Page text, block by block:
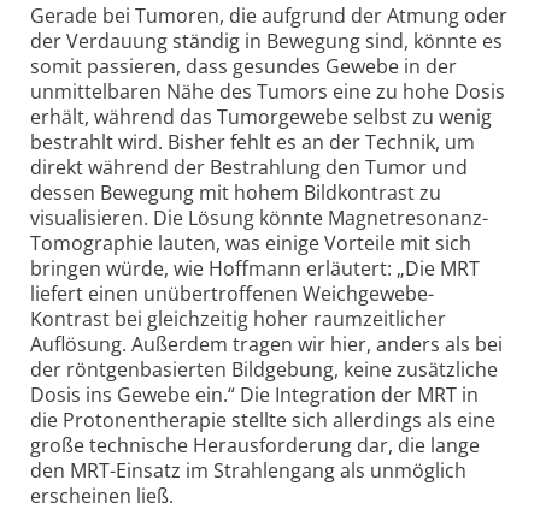
Gerade bei Tumoren, die aufgrund der Atmung oder
der Verdauung ständig in Bewegung sind, könnte es
somit passieren, dass gesundes Gewebe in der
unmittelbaren Nähe des Tumors eine zu hohe Dosis
erhält, während das Tumorgewebe selbst zu wenig
bestrahlt wird. Bisher fehlt es an der Technik, um
direkt während der Bestrahlung den Tumor und
dessen Bewegung mit hohem Bildkontrast zu
visualisieren. Die Lösung könnte Magnetresonanz-
Tomographie lauten, was einige Vorteile mit sich
bringen würde, wie Hoffmann erläutert: „Die MRT
liefert einen unübertroffenen Weichgewebe-
Kontrast bei gleichzeitig hoher raumzeitlicher
Auflösung. Außerdem tragen wir hier, anders als bei
der röntgenbasierten Bildgebung, keine zusätzliche
Dosis ins Gewebe ein.“ Die Integration der MRT in
die Protonentherapie stellte sich allerdings als eine
große technische Herausforderung dar, die lange
den MRT-Einsatz im Strahlengang als unmöglich
erscheinen ließ.